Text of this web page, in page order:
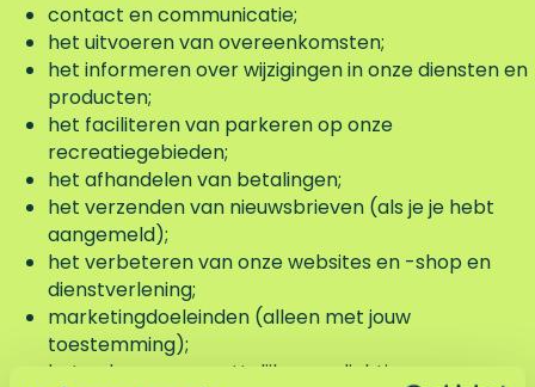
contact en communicatie;
het uitvoeren van overeenkomsten;
het informeren over wijzigingen in onze diensten en
producten;
het faciliteren van parkeren op onze
recreatiegebieden;
het afhandelen van betalingen;
het verzenden van nieuwsbrieven (als je je hebt
aangemeld);
het verbeteren van onze websites en -shop en
dienstverlening;
marketingdoeleinden (alleen met jouw
toestemming);
het naleven van wettelijke verplichtingen.